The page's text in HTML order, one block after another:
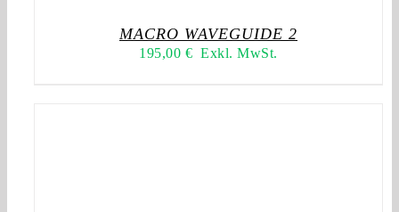
MACRO WAVEGUIDE 2
195,00 € Exkl. MwSt.